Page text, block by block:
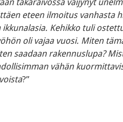
eteen ilmoitus vanhasta
Kehikko tuli
oli vajaa vuosi. Miten
saadaan rakennuslupa?
vähän
?”